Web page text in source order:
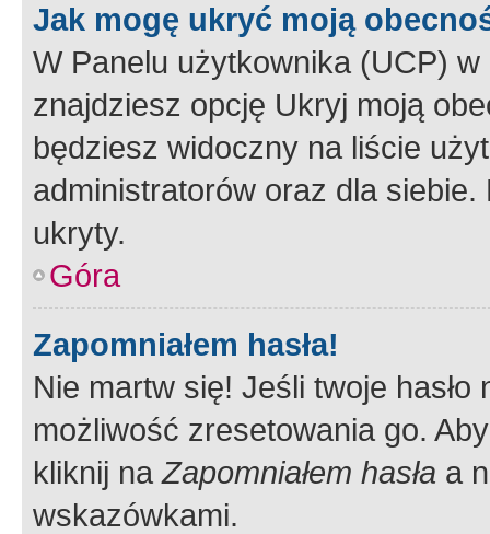
Jak mogę ukryć moją
W Panelu użytkownika (UCP) w
znajdziesz opcję Ukryj moją
będziesz widoczny na liście
administratorów oraz dla
ukryty.
Góra
Zapomniałem hasła!
Nie martw się! Jeśli twoje
możliwość zresetowania go.
kliknij naZapomniałem hasła a
wskazówkami.